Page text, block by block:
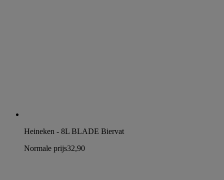
Heineken - 8L BLADE Biervat
Normale prijs32,90